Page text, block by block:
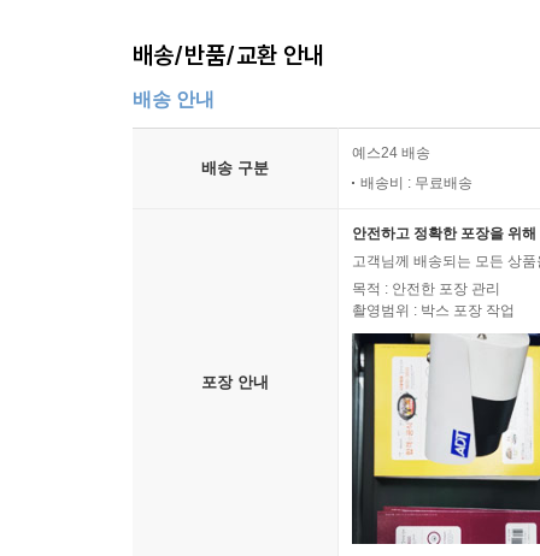
배송/반품/교환 안내
배송 안내
배송 구분
예스24 배송
배송비 : 무료배송
포장 안내
안전하고 정확한 포장을 위
고객님께 배송되는 모든 상
목적 : 안전한 포장 관리
촬영범위 : 박스 포장 작업